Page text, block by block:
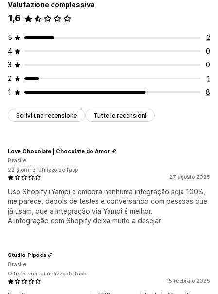
Valutazione complessiva
1,6
5
2
4
0
3
0
2
1
1
8
Scrivi una recensione Tutte le recensioni
27 agosto 2025
Uso Shopify+Yampi e embora nenhuma integração seja 100%,
me parece, depois de testes e conversando com pessoas que
já usam, que a integração via Yampi é melhor.
A integração com Shopify deixa muito a desejar
Love Chocolate | Chocolate do Amor
Brasile
22 giorni di utilizzo dell’app
15 febbraio 2025
Studio Pipoca
Brasile
Oltre 5 anni di utilizzo dell’app